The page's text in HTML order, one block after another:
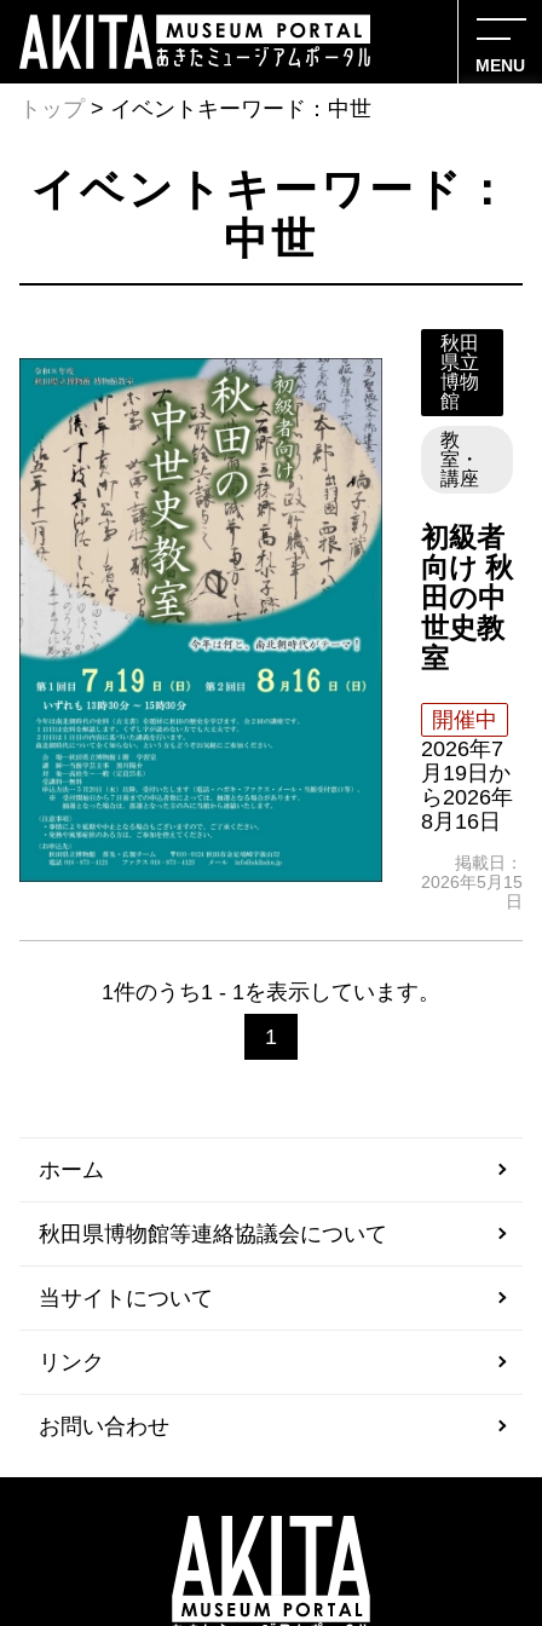
MENU
トップ> イベントキーワード：中世
イベントキーワード：
中世
秋田
県立
博物
館
教
室・
講座
初級者
向け 秋
田の中
世史教
室
開催中
2026年7
月19日 か
ら2026年
8月16日
掲載日：
2026年5月15
日
1件のうち1 - 1を表示しています。
1
ホーム
秋田県博物館等連絡協議会について
当サイトについて
リンク
お問い合わせ